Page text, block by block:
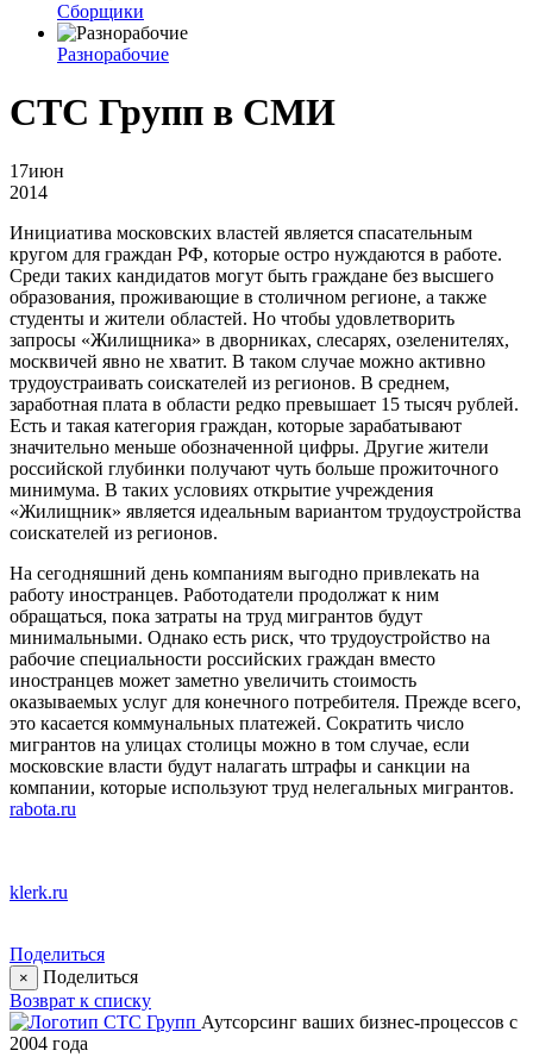
Сборщики
Разнорабочие
СТС Групп в СМИ
17июн
2014
Инициатива московских властей является спасательным
кругом для граждан РФ, которые остро нуждаются в работе.
Среди таких кандидатов могут быть граждане без высшего
образования, проживающие в столичном регионе, а также
студенты и жители областей. Но чтобы удовлетворить
запросы «Жилищника» в дворниках, слесарях, озеленителях,
москвичей явно не хватит. В таком случае можно активно
трудоустраивать соискателей из регионов. В среднем,
заработная плата в области редко превышает 15 тысяч рублей.
Есть и такая категория граждан, которые зарабатывают
значительно меньше обозначенной цифры. Другие жители
российской глубинки получают чуть больше прожиточного
минимума. В таких условиях открытие учреждения
«Жилищник» является идеальным вариантом трудоустройства
соискателей из регионов.
На сегодняшний день компаниям выгодно привлекать на
работу иностранцев. Работодатели продолжат к ним
обращаться, пока затраты на труд мигрантов будут
минимальными. Однако есть риск, что трудоустройство на
рабочие специальности российских граждан вместо
иностранцев может заметно увеличить стоимость
оказываемых услуг для конечного потребителя. Прежде всего,
это касается коммунальных платежей. Сократить число
мигрантов на улицах столицы можно в том случае, если
московские власти будут налагать штрафы и санкции на
компании, которые используют труд нелегальных мигрантов.
rabota.ru
klerk.ru
Поделиться
×
Поделиться
Возврат к списку
Аутсорсинг ваших бизнес-процессов с
2004 года